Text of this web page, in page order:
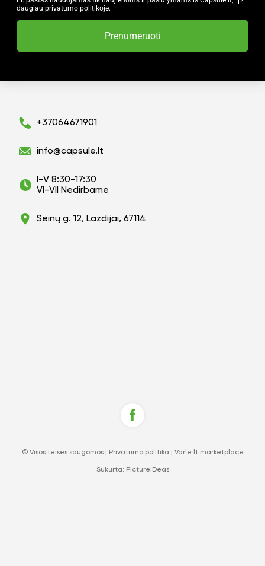
daugiau privatumo politikoje.
Prenumeruoti
+37064671901
info@capsule.lt
I-V 8:30-17:30
VI-VII Nedirbame
Seinų g. 12, Lazdijai, 67114
© Visos teisės saugomos | Privatumo politika Varle.lt marketplace
Sukurta: PictureIDeas